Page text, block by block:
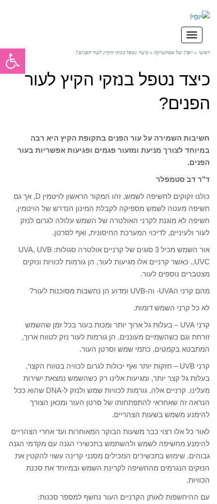
תפריט
ראשי » יופי! של אסתטיקה » כיצד נטפל בנזקי הקיץ לעור הפנים?
כיצד נטפל בנזקי הקיץ לעור
הפנים?
חשיבות השמירה על עור הפנים בתקופת הקיץ היא רבה
במיוחד לצורך מניעת ומזעור פגמים ופגיעות אפשריות בעור
הפנים.
ד"ר דב סטמפלר
כולנו זקוקים לחשיפה לשמש, זהו המקור הראשון לויטמין D, אך גם
חשיפה מעטה לשמש מספיקה לקבלת המינון הנדרש של הויטמין.
חשיפה לא מוגנת לקרני האולטרה של השמש עלולה לגרום לנזק
לעור ולעיניים, לדיכוי המערכת החיסונית, ואף לסרטן.
אור השמש מכיל 3 סוגים של קרניים אולטרה סגולות: UVA, UVB
,UVC. כאשר קרניים אלו מגיעות לעור, הן גורמות לכוויות ונזקים
מצטברים נוספים לעור.
מהם קרני הUVA- וה-UVB ומדוע הן נחשבות מסוכנות לעור?
לא כל קרני השמש דומות.
קרני UVA – בעלות גל ארוך יותר ומכות בעור בכל זמן שהשמש
זורחת וגם כשהשמיים מעוננים. הן גורמות לעור נזק לטווח ארוך,
המתבטא בקמטים, כתמי שמש וסרטן העור.
קרני UVB – חזקות יותר ואף יכולות לגרום לכוויה בטווח הקצר,
בעלות גל קצר יותר, ומגיעות אלינו רק כשהשמש נמצאת ישירות
מעלינו. קרניים אלה, גורמות לכוויות שמש ולנזק ל-DNA שהוא ככל
הנראה זה שאחראי להתפתחותו של סרטן העור ומכאן הצורך
להימנע משמש בשעות הצהריים.
לאור כל אלו רצוי כבר משעות הבוקר המאוחרות ועד אחרי הצהריים
להימנע מחשיפה לשמש ולהשתמש בתכשירי הגנה עם מקדמי הגנה
גבוהים. שימוש בתכשירים המכילים מסנני קרינה עשוי להקטין את
הנזקים הנגרמים מהחשיפה לקרינת השמש ובמיוחד את סכנת
הכוויות.
עם ההיחשפות לאותן הקרניים העור נחשף למספר סכנות:
פתח